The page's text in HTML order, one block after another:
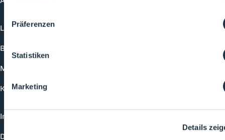
Präferenzen
Statistiken
Marketing
Details
Login
Buchungsmöglichkeiten
Medienformate
Kontakt
Impressum
Datenschutzerklärung